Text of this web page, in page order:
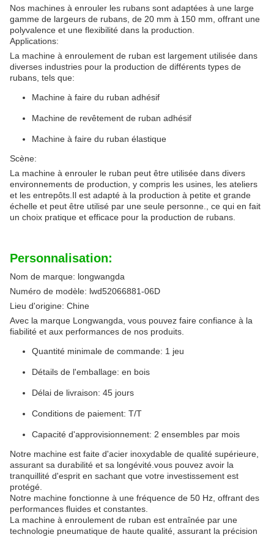
Nos machines à enrouler les rubans sont adaptées à une large
gamme de largeurs de rubans, de 20 mm à 150 mm, offrant une
polyvalence et une flexibilité dans la production.
Applications:
La machine à enroulement de ruban est largement utilisée dans
diverses industries pour la production de différents types de
rubans, tels que:
Machine à faire du ruban adhésif
Machine de revêtement de ruban adhésif
Machine à faire du ruban élastique
Scène:
La machine à enrouler le ruban peut être utilisée dans divers
environnements de production, y compris les usines, les ateliers
et les entrepôts.Il est adapté à la production à petite et grande
échelle et peut être utilisé par une seule personne., ce qui en fait
un choix pratique et efficace pour la production de rubans.
Personnalisation:
Nom de marque: longwangda
Numéro de modèle: lwd52066881-06D
Lieu d'origine: Chine
Avec la marque Longwangda, vous pouvez faire confiance à la
fiabilité et aux performances de nos produits.
Quantité minimale de commande: 1 jeu
Détails de l'emballage: en bois
Délai de livraison: 45 jours
Conditions de paiement: T/T
Capacité d'approvisionnement: 2 ensembles par mois
Notre machine est faite d'acier inoxydable de qualité supérieure,
assurant sa durabilité et sa longévité.vous pouvez avoir la
tranquillité d'esprit en sachant que votre investissement est
protégé.
Notre machine fonctionne à une fréquence de 50 Hz, offrant des
performances fluides et constantes.
La machine à enroulement de ruban est entraînée par une
technologie pneumatique de haute qualité, assurant la précision